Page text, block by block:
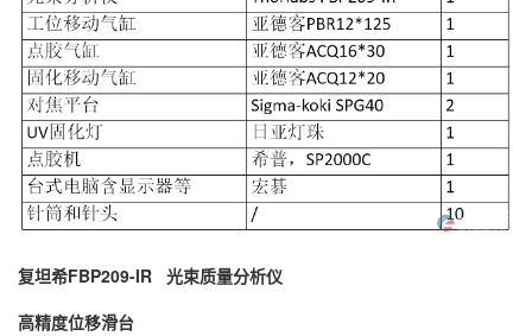
复坦希FBP209-IR 光束质量分析仪
高精度位移滑台